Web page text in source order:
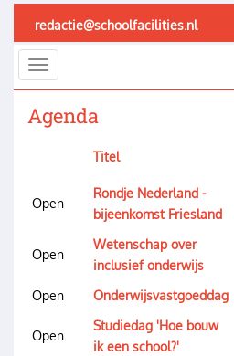
naar
inhoud
redactie@schoolfacilities.nl
Toggle
navigation
Agenda
Titel
Open
Rondje Nederland -
bijeenkomst Friesland
Open
Wetenschap over
inclusief onderwijs
Open Onderwijsvastgoeddag
Open
Studiedag 'Hoe bouw
ik een school?'